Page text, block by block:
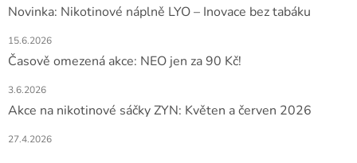
Novinka: Nikotinové náplně LYO – Inovace bez tabáku
15.6.2026
Časově omezená akce: NEO jen za 90 Kč!
3.6.2026
Akce na nikotinové sáčky ZYN: Květen a červen 2026
27.4.2026